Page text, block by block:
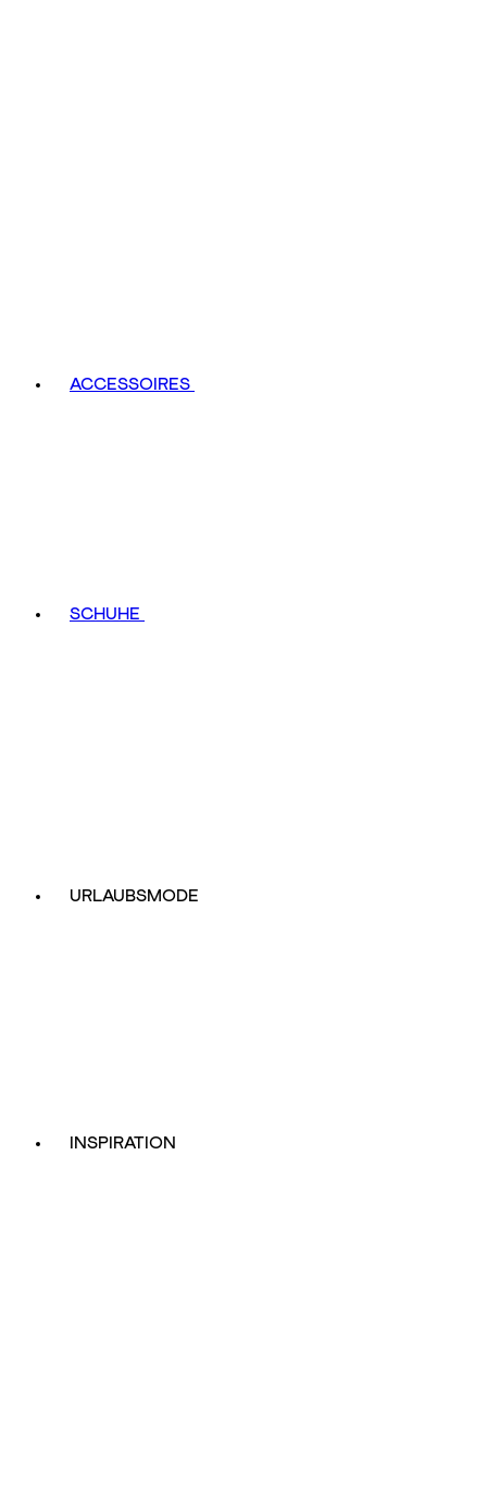
ACCESSOIRES
SCHUHE
URLAUBSMODE
INSPIRATION